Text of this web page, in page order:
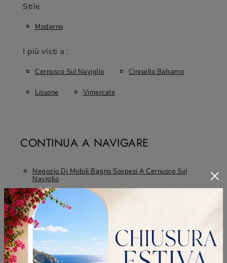
Stile
Moderno
I più visti a :
Cernusco Sul Naviglio Cinisello Balsamo
Lissone Vimercate
CONTINUA A NAVIGARE
Negozio Di Mobili Bagno Sospesi A Cernusco Sul
Naviglio
Negozio Di Mobili Bagno Sospesi A Cinisello
Balsamo
Negozio Di Mobili Bagno Sospesi A Lissone
Negozio Di Mobili Bagno Sospesi A Vimercate